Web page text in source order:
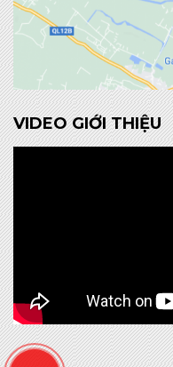
VIDEO GIỚI THIỆU